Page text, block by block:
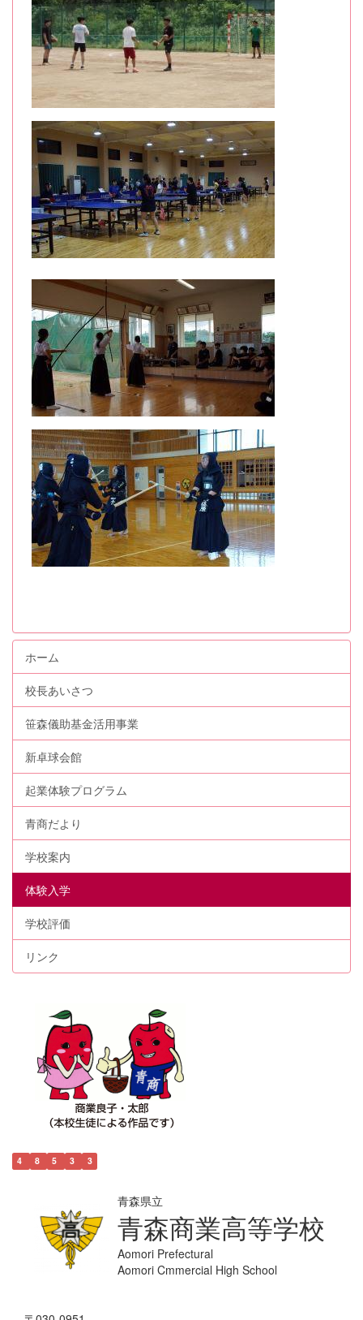
ホーム
校長あいさつ
笹森儀助基金活用事業
新卓球会館
起業体験プログラム
青商だより
学校案内
体験入学
学校評価
リンク
4 8 5 3 3
青森県立
青森商業高等学校
Aomori Prefectural
Aomori Cmmercial High School